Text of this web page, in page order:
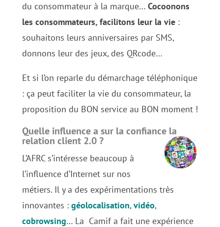
du consommateur à la marque… Cocoonons
les consommateurs, facilitons leur la vie:
souhaitons leurs anniversaires par SMS,
donnons leur des jeux, des QRcode…
Et si l’on reparle du démarchage téléphonique
: ça peut faciliter la vie du consommateur, la
proposition du BON service au BON moment !
Quelle influence a sur la confiance la
relation client 2.0 ?
L’AFRC s’intéresse beaucoup à
l’influence d’Internet sur nos
métiers. Il y a des expérimentations très
innovantes : géolocalisation,vidéo,
cobrowsing… La Camif a fait une expérience